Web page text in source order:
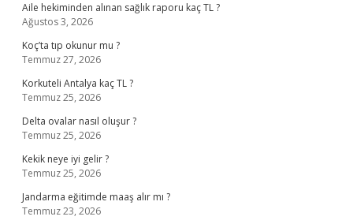
Aile hekiminden alınan sağlık raporu kaç TL ?
Ağustos 3, 2026
Koç’ta tıp okunur mu ?
Temmuz 27, 2026
Korkuteli Antalya kaç TL ?
Temmuz 25, 2026
Delta ovalar nasıl oluşur ?
Temmuz 25, 2026
Kekik neye iyi gelir ?
Temmuz 25, 2026
Jandarma eğitimde maaş alır mı ?
Temmuz 23, 2026